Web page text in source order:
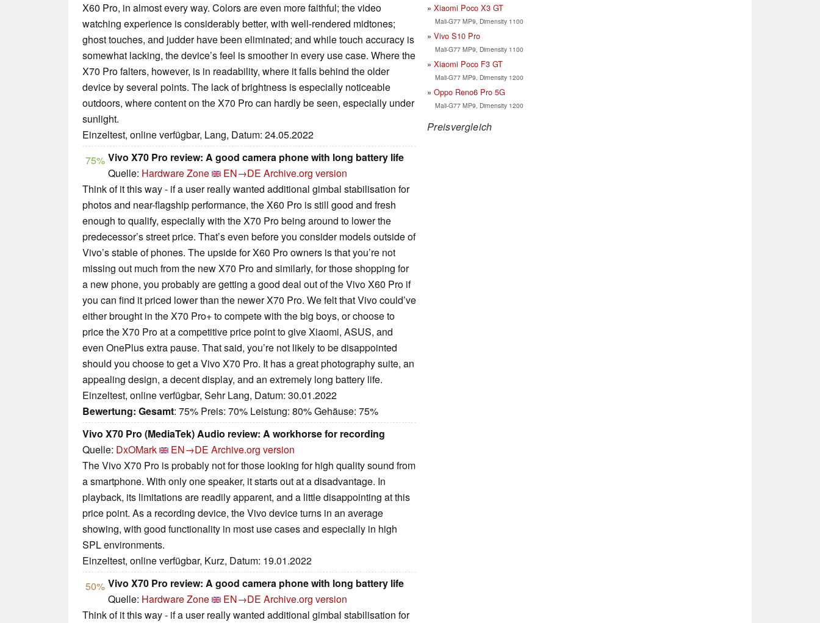
X60 Pro, in almost every way. Colors are even more faithful; the video
watching experience is considerably better, with well-rendered midtones;
ghost touches, and judder have been eliminated; and while touch accuracy is
somewhat lacking, the device’s feel is smoother in every use case. Where the
X70 Pro falters, however, is in readability, where it falls behind the older
device by several points. The lack of brightness is especially noticeable
outdoors, where content on the X70 Pro can hardly be seen, especially under
sunlight.
Einzeltest, online verfügbar, Lang, Datum: 24.05.2022
75% Vivo X70 Pro review: A good camera phone with long battery life
Quelle: Hardware Zone EN→DE Archive.org version
Think of it this way - if a user really wanted additional gimbal stabilisation for
photos and near-flagship performance, the X60 Pro is still good and fresh
enough to qualify, especially with the X70 Pro being around to lower the
predecessor’s street price. That’s even before you consider models outside of
Vivo’s stable of phones. The upside for X60 Pro owners is that you’re not
missing out much from the new X70 Pro and similarly, for those shopping for
a new phone, you probably are getting a good deal out of the Vivo X60 Pro if
you can find it priced lower than the newer X70 Pro. We felt that Vivo could’ve
either brought in the X70 Pro+ to compete with the big boys, or choose to
price the X70 Pro at a competitive price point to give Xiaomi, ASUS, and
even OnePlus extra pause. That said, you’re not likely to be disappointed
should you choose to get a Vivo X70 Pro. It has a great photography suite, an
appealing design, a decent display, and an extremely long battery life.
Einzeltest, online verfügbar, Sehr Lang, Datum: 30.01.2022
Bewertung: Gesamt: 75% Preis: 70% Leistung: 80% Gehäuse: 75%
Vivo X70 Pro (MediaTek) Audio review: A workhorse for recording
Quelle: DxOMark EN→DE Archive.org version
The Vivo X70 Pro is probably not for those looking for high quality sound from
a smartphone. With only one speaker, it starts out at a disadvantage. In
playback, its limitations are readily apparent, and a little disappointing at this
price point. As a recording device, the Vivo device turns in an average
showing, with good functionality in most use cases and especially in high
SPL environments.
Einzeltest, online verfügbar, Kurz, Datum: 19.01.2022
50% Vivo X70 Pro review: A good camera phone with long battery life
Quelle: Hardware Zone EN→DE Archive.org version
Think of it this way - if a user really wanted additional gimbal stabilisation for
Xiaomi Poco X3 GT
Mali-G77 MP9, Dimensity 1100
Vivo S10 Pro
Mali-G77 MP9, Dimensity 1100
Xiaomi Poco F3 GT
Mali-G77 MP9, Dimensity 1200
Oppo Reno6 Pro 5G
Mali-G77 MP9, Dimensity 1200
Preisvergleich